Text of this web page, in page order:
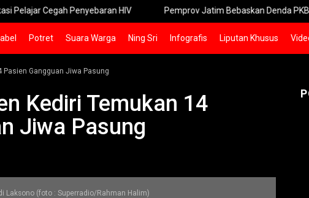
Cegah Penyebaran HIV Pemprov Jatim Bebaskan Denda PKB bagi
Potret Suara Warga Ning Sri Infografis Liputan Khusus
Pasien Gangguan Jiwa Pasung
Kediri Temukan 14
Jiwa Pasung
Laksono (foto : Superradio/Rahman Halim)